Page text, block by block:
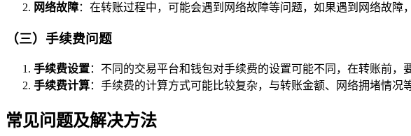
网络故障：在转账过程中，可能会遇到网络故障等问题，如果遇到网络故
（三）手续费问题
手续费设置：不同的交易平台和钱包对手续费的设置可能不同，在转账前
手续费计算：手续费的计算方式可能比较复杂，与转账金额、网络拥堵情
常见问题及解决方法